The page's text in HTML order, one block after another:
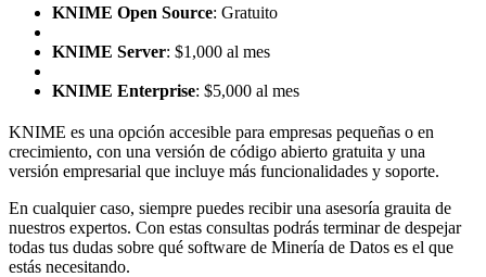
KNIME Open Source: Gratuito
KNIME Server: $1,000 al mes
KNIME Enterprise: $5,000 al mes
KNIME es una opción accesible para empresas pequeñas o en
crecimiento, con una versión de código abierto gratuita y una
versión empresarial que incluye más funcionalidades y soporte.
En cualquier caso, siempre puedes recibir una asesoría grauita de
nuestros expertos. Con estas consultas podrás terminar de despejar
todas tus dudas sobre qué software de Minería de Datos es el que
estás necesitando.